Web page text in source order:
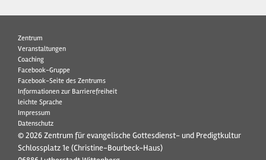
Zentrum
Veranstaltungen
Coaching
Facebook-Gruppe
Facebook-Seite des Zentrums
Informationen zur Barrierefreiheit
leichte Sprache
Impressum
Datenschutz
© 2026 Zentrum für evangelische Gottesdienst- und Predigtkultur
Schlossplatz 1e (Christine-Bourbeck-Haus)